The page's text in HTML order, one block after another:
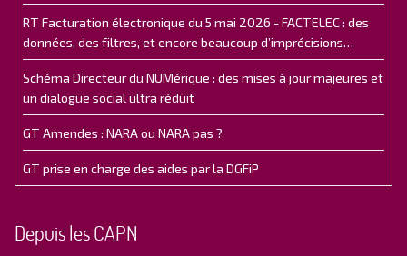
RT Facturation électronique du 5 mai 2026 - FACTELEC : des
données, des filtres, et encore beaucoup d’imprécisions…
Schéma Directeur du NUMérique : des mises à jour majeures et
un dialogue social ultra réduit
GT Amendes : NARA ou NARA pas ?
GT prise en charge des aides par la DGFiP
Depuis les CAPN